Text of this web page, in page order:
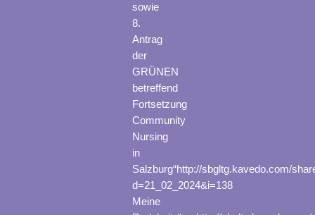
sowie
8.
Antrag
der
GRÜNEN
betreffend
Fortsetzung
Community
Nursing
in
Salzburg“http://sbgltg.kavedo.com/
d=21_02_2024&i=138
Meine